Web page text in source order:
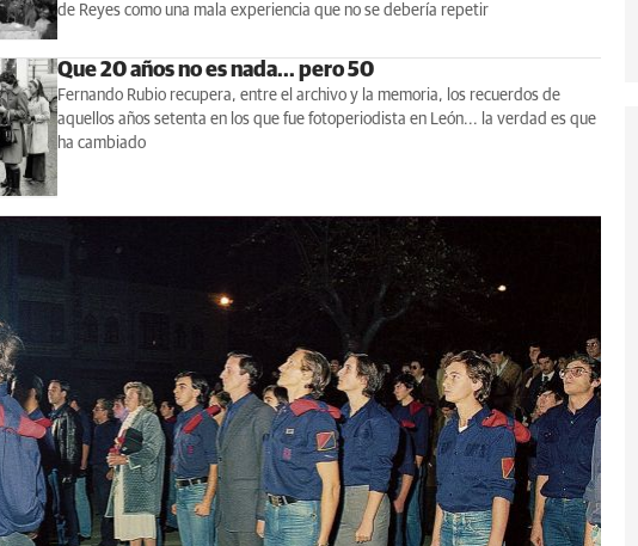
de Reyes como una mala experiencia que no se debería repetir
Que 20 años no es nada... pero 50
Fernando Rubio recupera, entre el archivo y la memoria, los recuerdos de
aquellos años setenta en los que fue fotoperiodista en León... la verdad es que
ha cambiado